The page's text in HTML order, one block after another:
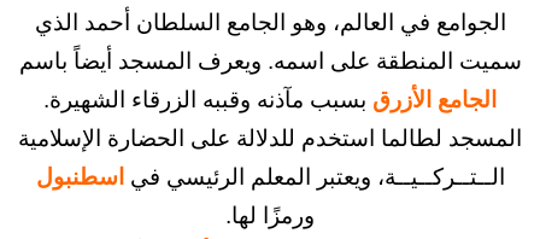
في العالم، وهو الجامع السلطان أحمد الذي
على اسمه. ويعرف المسجد أيضاً باسم
الأزرقبسبب مآذنه وقببه الزرقاء الشهيرة.
لطالما استخدم للدلالة على الحضارة الإسلامية
ويعتبر المعلم الرئيسي فياسطنبول
ورمزًا لها.